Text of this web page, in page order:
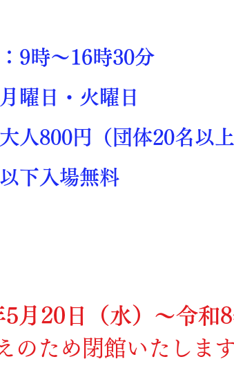
9時～16時30分
曜日・火曜日
人800円（団体20名以上
下入場無料
月20日（水）～令和8
のため閉館いたしま